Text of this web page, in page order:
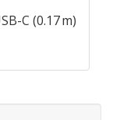
C (0.17 m)